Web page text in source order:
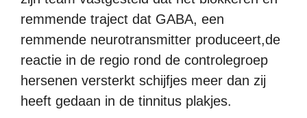
remmende traject dat GABA, een
remmende neurotransmitter produceert,de
reactie in de regio rond de controlegroep
hersenen versterkt schijfjes meer dan zij
heeft gedaan in de tinnitus plakjes.